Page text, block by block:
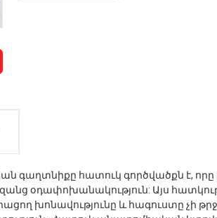
գաղտնիքը հատուկ գործվածքն է,
օդափոխանակություն: Այս
խոնավությունը և հագուստը չի